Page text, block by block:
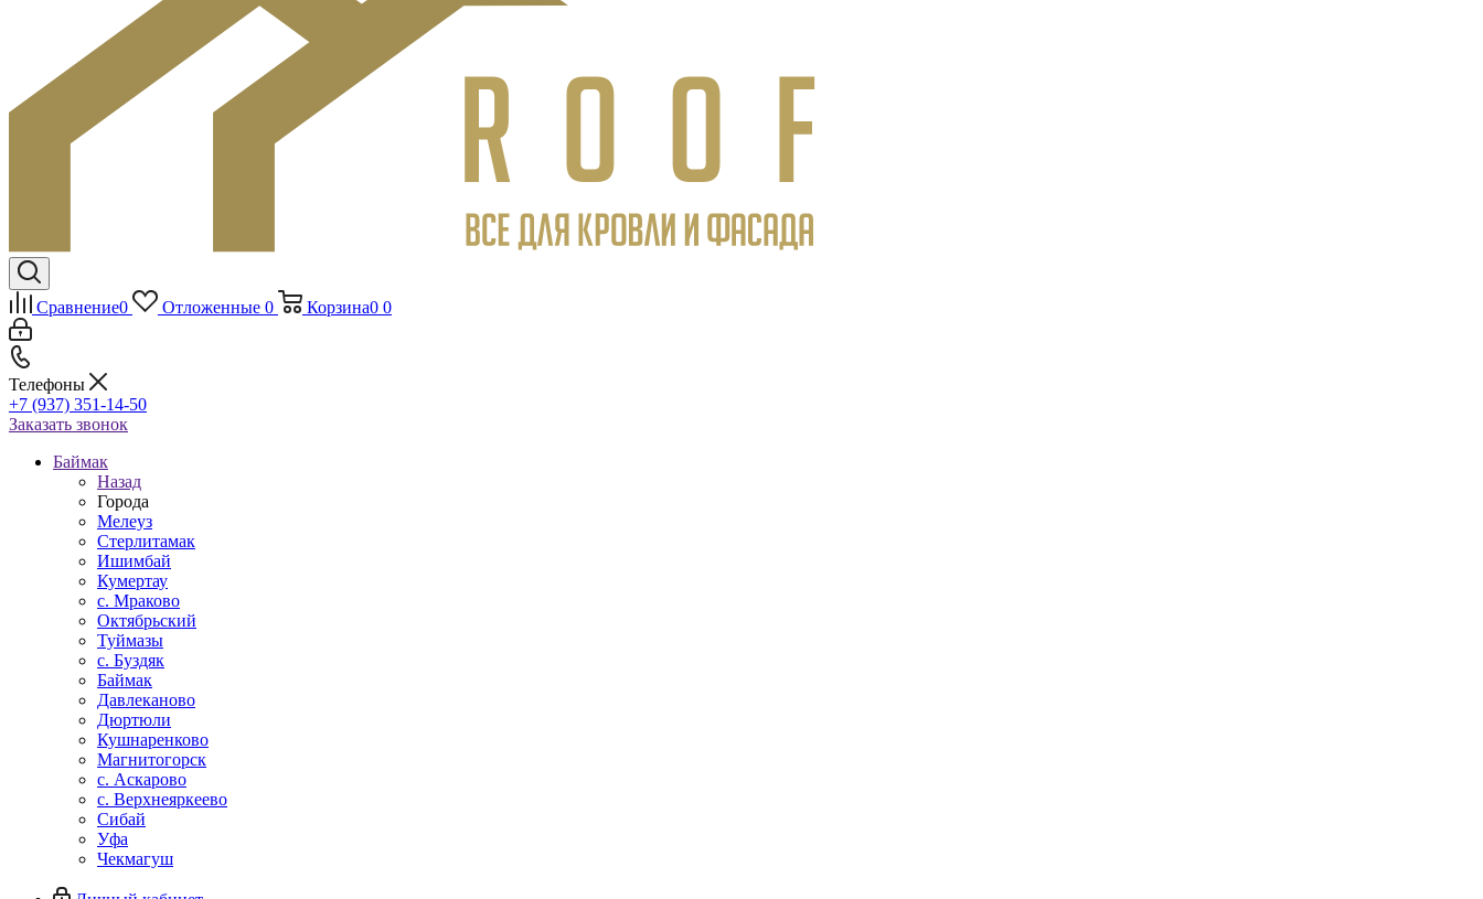
Сравнение0 Отложенные 0 Корзина0 0
Телефоны
+7 (937) 351-14-50
Заказать звонок
Баймак
Назад
Города
Мелеуз
Стерлитамак
Ишимбай
Кумертау
c. Мраково
Октябрьский
Туймазы
c. Буздяк
Баймак
Давлеканово
Дюртюли
Кушнаренково
Магнитогорск
с. Аскарово
с. Верхнеяркеево
Сибай
Уфа
Чекмагуш